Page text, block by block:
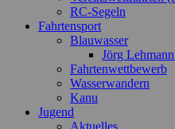
RC-Segeln
Fahrtensport
Blauwasser
Jörg
Fahrtenwettbewerb
Wasserwandern
Kanu
Jugend